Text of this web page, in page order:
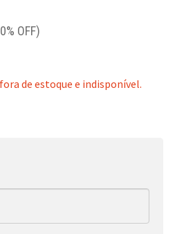
OFF)
de estoque e indisponível.